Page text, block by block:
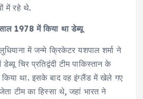
में रहे थे.
1978 में किया था डेब्यू
में जन्मे क्रिकेटर यशपाल शर्मा ने
चिर प्रतिद्वंदी टीम पाकिस्तान के
था. इसके बाद वह इंग्लैंड में खेले गए
टीम का हिस्सा थे, जहां भारत ने